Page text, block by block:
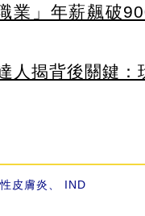
業」年薪飆破
人揭背後關鍵：
皮膚炎 IND